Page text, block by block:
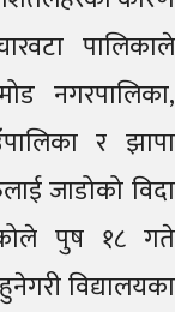
पालिकाले
नगरपालिका,
र झापा
जाडोको विदा
पुष १८ गते
विद्यालयका